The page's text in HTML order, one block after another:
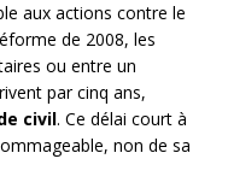
aux actions contre le
de 2008, les
ou entre un
par cinq ans,
civil. Ce délai court à
non de sa